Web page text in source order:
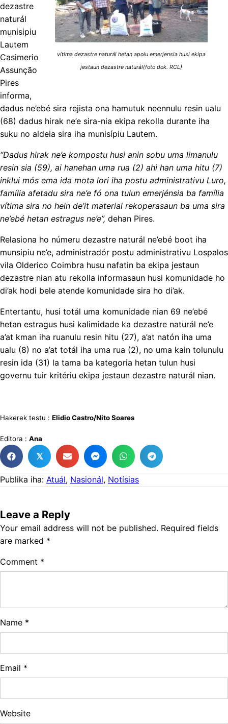
vítima dezastre naturál hetan apoiu emerjensia husi ekipa
jestaun dezastre naturál(foto dok. RCL)
dezastre
naturál
munisipiu
Lautem
Casimerio
Assunção
Pires
informa,
dadus ne’ebé sira rejista ona hamutuk neennulu resin ualu
(68) dadus hirak ne’e sira-nia ekipa rekolla durante iha
suku no aldeia sira iha munisípiu Lautem.
“Dadus hirak ne’e kompostu husi anin sobu uma limanulu
resin sia (59), ai hanehan uma rua (2) ahi han uma hitu (7)
inklui mós ema ida mota lori iha postu administrativu Luro,
família afetadu sira ne’e fó ona tulun emerjénsia ba família
vítima sira no hein de’it material rekoperasaun ba uma sira
ne’ebé hetan estragus ne’e”, dehan Pires.
Relasiona ho númeru dezastre naturál ne’ebé boot iha
munsipiu ne’e, administradór postu administrativu Lospalos
vila Olderico Coimbra husu nafatin ba ekipa jestaun
dezastre nian atu rekolla informasaun husi komunidade ho
di’ak hodi bele atende komunidade sira ho di’ak.
Entertantu, husi totál uma komunidade nian 69 ne’ebé
hetan estragus husi kalimidade ka dezastre naturál ne’e
a’at kman iha ruanulu resin hitu (27), a’at natón iha uma
ualu (8) no a’at totál iha uma rua (2), no uma kain tolunulu
resin ida (31) la tama ba kategoria hetan tulun husi
governu tuir kritériu ekipa jestaun dezastre naturál nian.
Hakerek testu : Elidio Castro/Nito Soares
Editora : Ana
𝕏
Publika iha: Atuál, Nasionál, Notísias
Leave a Reply
Your email address will not be published. Required fields
are marked *
Comment *
Name *
Email *
Website